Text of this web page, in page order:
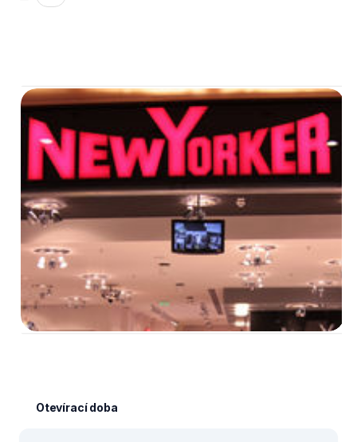
Otevírací doba